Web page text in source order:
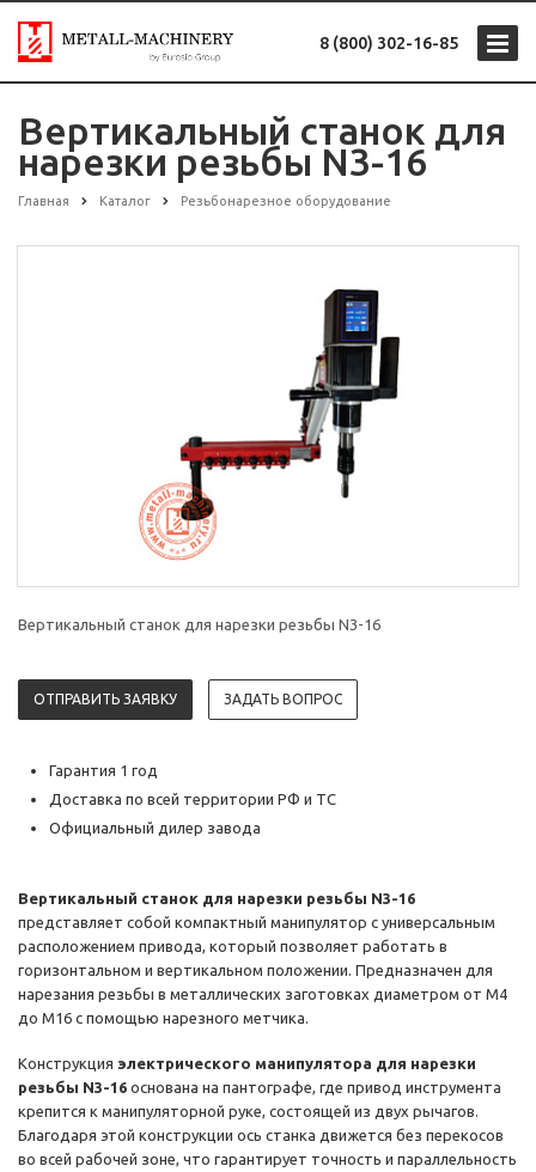
8 (800) 302-16-85
Вертикальный станок для
нарезки резьбы N3-16
Главная Каталог Резьбонарезное оборудование
Вертикальный станок для нарезки резьбы N3-16
ОТПРАВИТЬ ЗАЯВКУ ЗАДАТЬ ВОПРОС
Гарантия 1 год
Доставка по всей территории РФ и ТС
Официальный дилер завода
Вертикальный станок для нарезки резьбы N3-16
представляет собой компактный манипулятор с универсальным
расположением привода, который позволяет работать в
горизонтальном и вертикальном положении. Предназначен для
нарезания резьбы в металлических заготовках диаметром от М4
до М16 с помощью нарезного метчика.
Конструкция электрического манипулятора для нарезки
резьбы N3-16 основана на пантографе, где привод инструмента
крепится к манипуляторной руке, состоящей из двух рычагов.
Благодаря этой конструкции ось станка движется без перекосов
во всей рабочей зоне, что гарантирует точность и параллельность